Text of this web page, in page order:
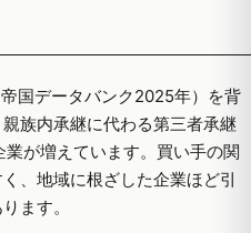
国データバンク2025年）を背
族内承継に代わる第三者承継
業が増えています。買い手の関
、地域に根ざした企業ほど引
ます。